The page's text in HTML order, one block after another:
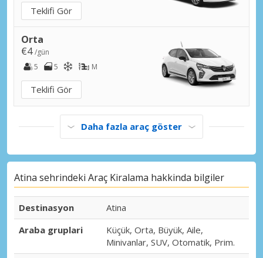
Eubea, Eretria Sehir
Teklifi Gör
Orta
€4/gün
5
5 M
Teklifi Gör
Daha fazla araç göster
Atina sehrindeki Araç Kiralama hakkinda bilgiler
Destinasyon
Atina
Araba gruplari
Küçük, Orta, Büyük, Aile,
Minivanlar, SUV, Otomatik, Prim.